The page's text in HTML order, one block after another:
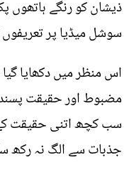
ذیشان کو رنگے ہاتھوں
سوشل میڈیا پر تعریفوں
اس منظر میں دکھایا
مضبوط اور حقیقت
سب کچھ اتنی حقیقت کے
جذبات سے الگ نہ رکھ